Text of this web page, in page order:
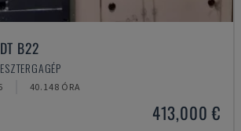
B22
40.148 ÓRA
413,000 €